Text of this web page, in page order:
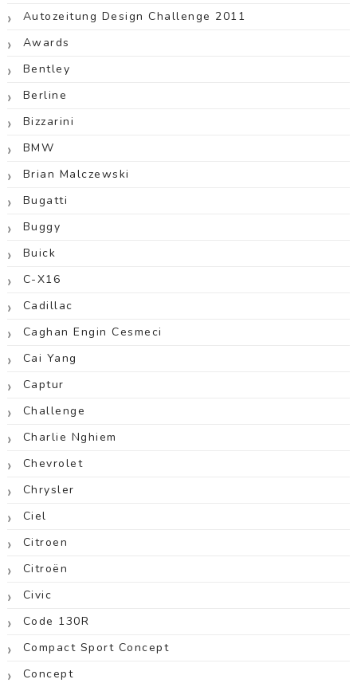
Autozeitung Design Challenge 2011
Awards
Bentley
Berline
Bizzarini
BMW
Brian Malczewski
Bugatti
Buggy
Buick
C-X16
Cadillac
Caghan Engin Cesmeci
Cai Yang
Captur
Challenge
Charlie Nghiem
Chevrolet
Chrysler
Ciel
Citroen
Citroën
Civic
Code 130R
Compact Sport Concept
Concept